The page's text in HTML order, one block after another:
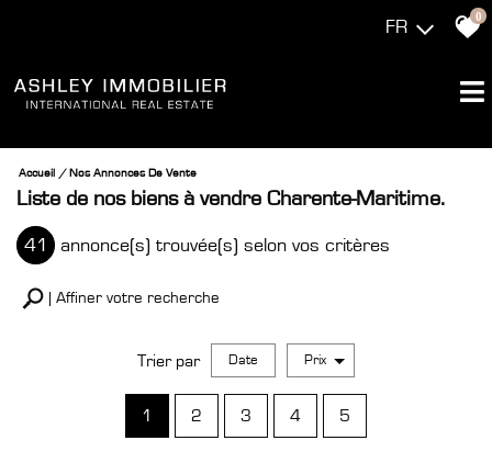
FR
0
Accueil Nos Annonces De Vente
Liste de nos biens à vendre Charente-Maritime.
41 annonce(s) trouvée(s) selon vos critères
Affiner votre recherche
Trier par Date Prix
1 2 3 4 5